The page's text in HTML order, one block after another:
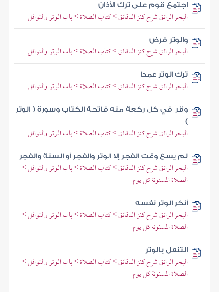
اجتمع قوم على ترك الأذان
البحر الرائق شرح كنز الدقائق > كتاب الصلاة > باب الوتر والنوافل
والوتر فرض
البحر الرائق شرح كنز الدقائق > كتاب الصلاة > باب الوتر والنوافل
ترك الوتر عمدا
البحر الرائق شرح كنز الدقائق > كتاب الصلاة > باب الوتر والنوافل
وقرأ في كل ركعة منه فاتحة الكتاب وسورة ( الوتر
)
البحر الرائق شرح كنز الدقائق > كتاب الصلاة > باب الوتر والنوافل
لم يسع وقت الفجر إلا الوتر والفجر أو السنة والفجر
البحر الرائق شرح كنز الدقائق > كتاب الصلاة > باب الوتر والنوافل >
الصلاة المسنونة كل يوم
أنكر الوتر نفسه
البحر الرائق شرح كنز الدقائق > كتاب الصلاة > باب الوتر والنوافل >
الصلاة المسنونة كل يوم
التنفل بالوتر
البحر الرائق شرح كنز الدقائق > كتاب الصلاة > باب الوتر والنوافل >
الصلاة المسنونة كل يوم